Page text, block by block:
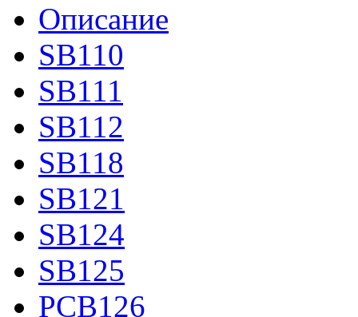
Описание
SB110
SB111
SB112
SB118
SB121
SB124
SB125
PCB126